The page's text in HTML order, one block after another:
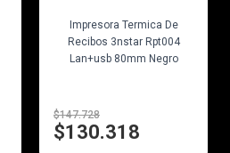
Impresora Termica De
Recibos 3nstar Rpt004
Lan+usb 80mm Negro
$147.728
$130.318